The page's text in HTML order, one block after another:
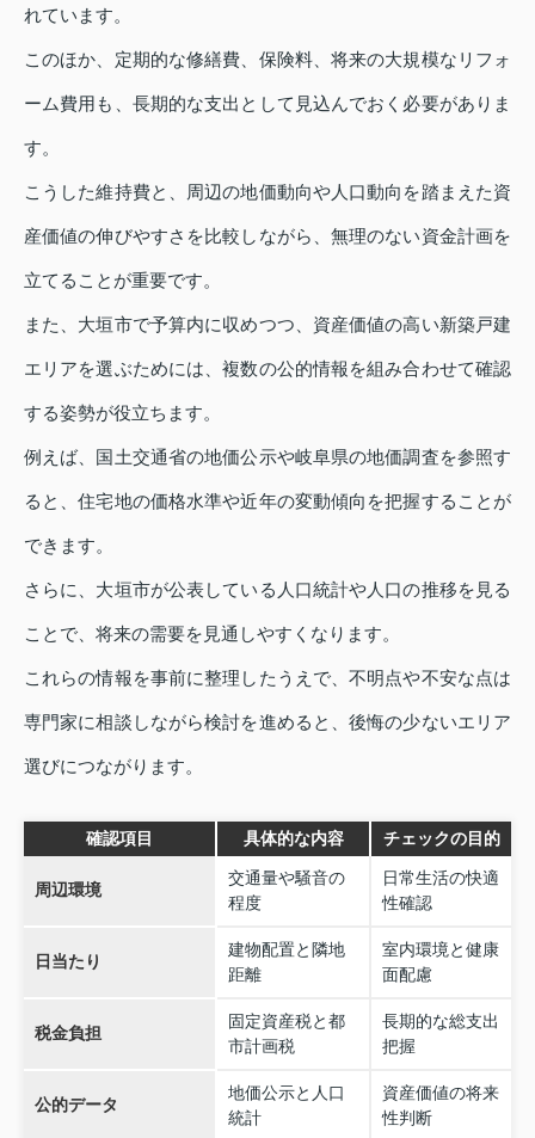
れています。
このほか、定期的な修繕費、保険料、将来の大規模なリフォ
ーム費用も、長期的な支出として見込んでおく必要がありま
す。
こうした維持費と、周辺の地価動向や人口動向を踏まえた資
産価値の伸びやすさを比較しながら、無理のない資金計画を
立てることが重要です。
また、大垣市で予算内に収めつつ、資産価値の高い新築戸建
エリアを選ぶためには、複数の公的情報を組み合わせて確認
する姿勢が役立ちます。
例えば、国土交通省の地価公示や岐阜県の地価調査を参照す
ると、住宅地の価格水準や近年の変動傾向を把握することが
できます。
さらに、大垣市が公表している人口統計や人口の推移を見る
ことで、将来の需要を見通しやすくなります。
これらの情報を事前に整理したうえで、不明点や不安な点は
専門家に相談しながら検討を進めると、後悔の少ないエリア
選びにつながります。
確認項目 具体的な内容 チェックの目的
周辺環境
交通量や騒音の
程度
日常生活の快適
性確認
日当たり
建物配置と隣地
距離
室内環境と健康
面配慮
税金負担
固定資産税と都
市計画税
長期的な総支出
把握
公的データ
地価公示と人口
統計
資産価値の将来
性判断